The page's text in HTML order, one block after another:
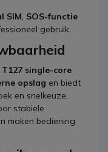
SIM, SOS-functie
gebruik.
T127 single-core
opslag en biedt
en snelkeuze.
stabiele
maken bediening